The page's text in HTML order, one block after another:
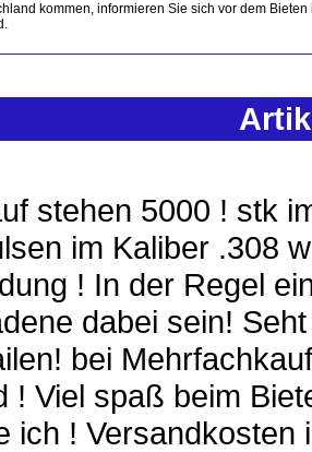
kommen, informieren Sie sich vor dem
stehen 5000 ! stk
im Kaliber .308
! In der Regel
dabei sein!
bei
! Viel spaß beim
ich ! Versandkosten